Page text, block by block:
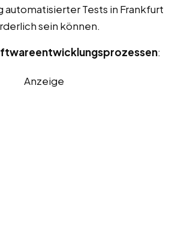
automatisierter Tests in Frankfurt
sein können.
:
Anzeige